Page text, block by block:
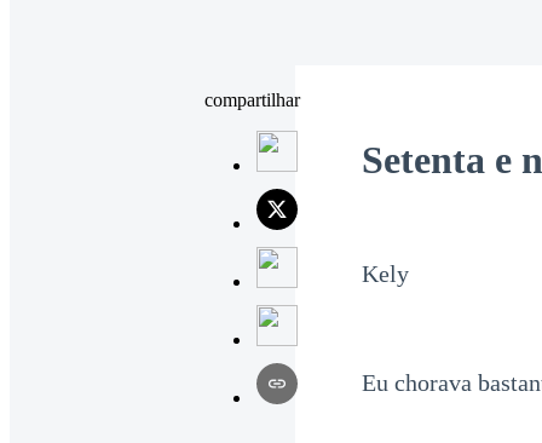
compartilhar
Setenta e
Kely
Eu chorava